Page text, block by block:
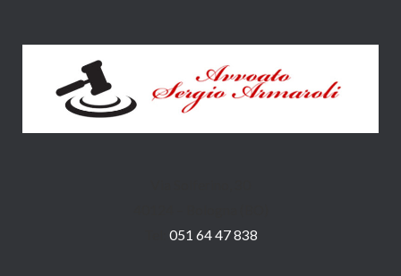
051 64 47 838